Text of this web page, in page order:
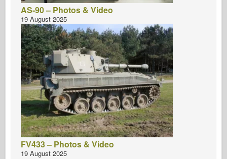
AS-90 – Photos & Video
19 August 2025
FV433 – Photos & Video
19 August 2025